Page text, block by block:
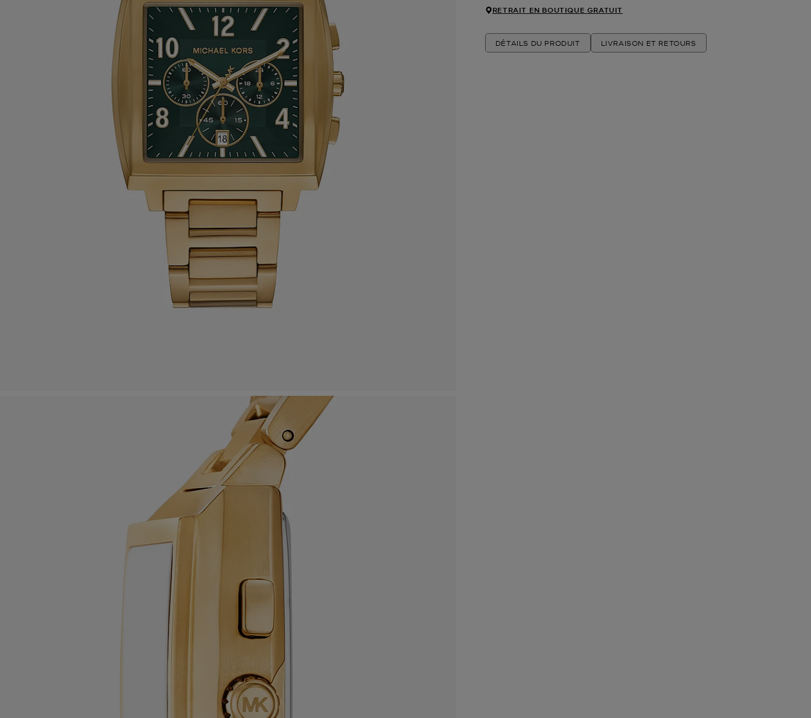
RETRAIT EN BOUTIQUE GRATUIT
DÉTAILS DU PRODUIT LIVRAISON ET RETOURS